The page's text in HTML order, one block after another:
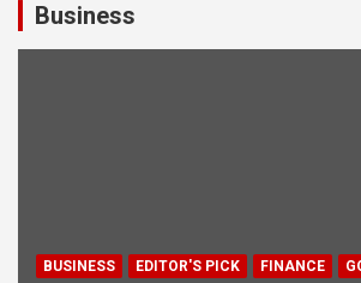
Business
BUSINESS EDITOR'S PICK FINANCE